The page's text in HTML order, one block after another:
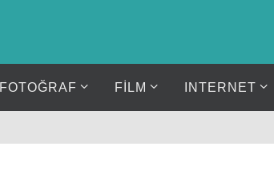
FOTOĞRAF FİLM INTERNET